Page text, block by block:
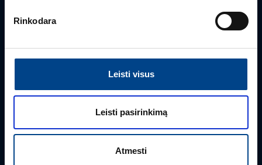
Rinkodara
Leisti visus
Leisti pasirinkimą
Atmesti
Kuo mes galime Jums padėti?